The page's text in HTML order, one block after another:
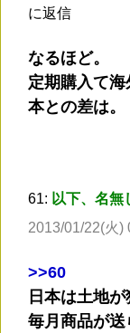
に返信
なるほど。
定期購入て
本との差は。
61: 以下、名無
2013/01/22(火)
>>60
日本は土地
毎月商品が送